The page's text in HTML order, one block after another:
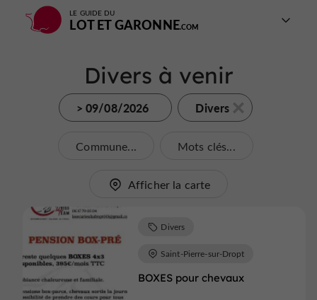
LE GUIDE DU
LOT ET GARONNE
Divers à venir
> 09/08/2026 Divers
Commune... Mots clés...
Afficher la carte
BOXES pour chevaux
Divers
Saint-Pierre-sur-Dropt